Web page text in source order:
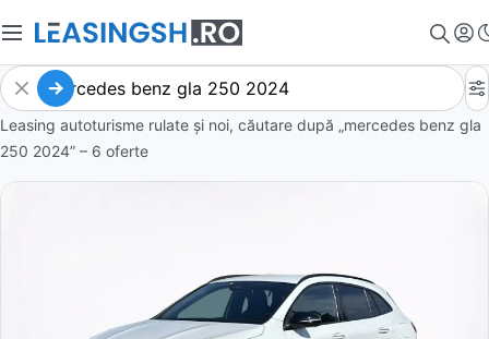
Leasing autoturisme rulate și noi, căutare după „mercedes benz gla
250 2024” – 6 oferte